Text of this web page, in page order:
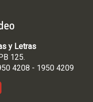
y Letras
125.
4208 - 1950 4209